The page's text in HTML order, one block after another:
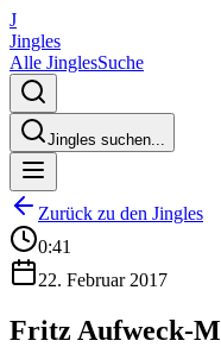
J
Jingles
Alle JinglesSuche
Jingles suchen...
Zurück zu den Jingles
0:41
22. Februar 2017
Fritz Aufweck-